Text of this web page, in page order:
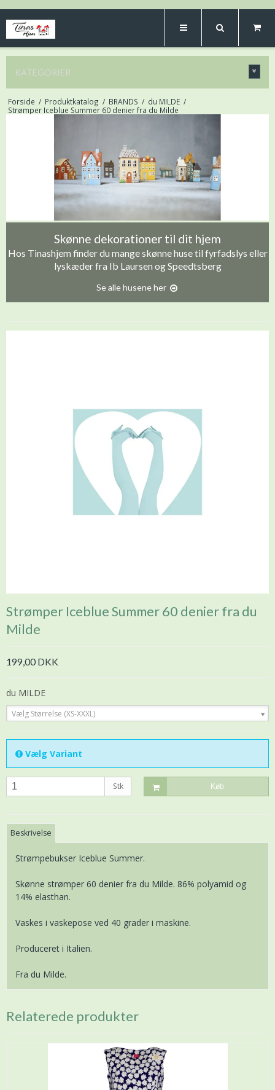
KATEGORIER
Forside / Produktkatalog / BRANDS / du MILDE /
Strømper Iceblue Summer 60 denier fra du Milde
Skønne dekorationer til dit hjem
Hos Tinashjem finder du mange skønne huse til fyrfadslys eller
lyskæder fra Ib Laursen og Speedtsberg
Se alle husene her
Strømper Iceblue Summer 60 denier fra du
Milde
199,00 DKK
du MILDE
Vælg Størrelse (XS-XXXL)
Vælg Variant
Stk Køb
Beskrivelse
Strømpebukser Iceblue Summer.
Skønne strømper 60 denier fra du Milde. 86% polyamid og
14% elasthan.
Vaskes i vaskepose ved 40 grader i maskine.
Produceret i Italien.
Fra du Milde.
Relaterede produkter